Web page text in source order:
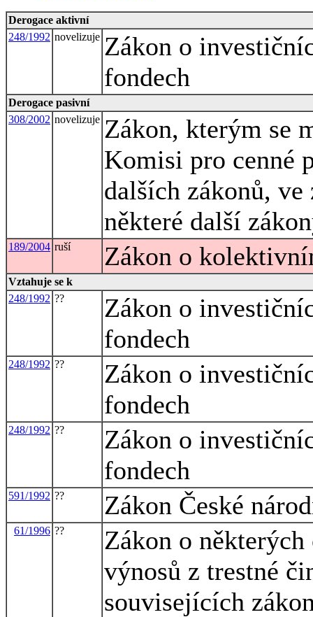
Derogace aktivní
248/1992 novelizuje Zákon o
fondech
Derogace pasivní
308/2002 novelizuje Zákon, kterým se
Komisi pro cenné
dalších zákonů,
některé další
189/2004 ruší Zákon o
Vztahuje se k
248/1992 ??
Zákon o
fondech
248/1992 ??
Zákon o
fondech
248/1992 ??
Zákon o
fondech
591/1992 ?? Zákon České
61/1996 ??
Zákon o
výnosů z trestné
souvisejících